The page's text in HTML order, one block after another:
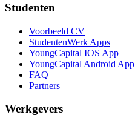
Studenten
Voorbeeld CV
StudentenWerk Apps
YoungCapital IOS App
YoungCapital Android App
FAQ
Partners
Werkgevers